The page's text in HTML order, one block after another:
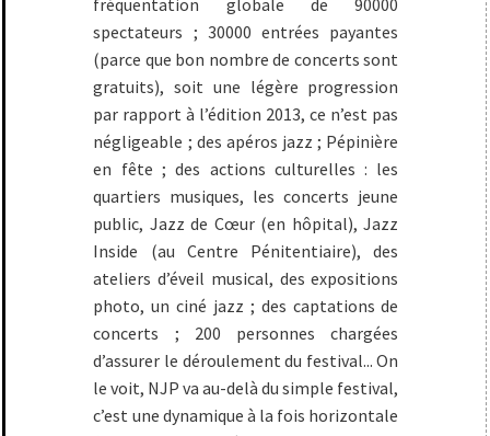
fréquentation globale de 90000
spectateurs ; 30000 entrées payantes
(parce que bon nombre de concerts sont
gratuits), soit une légère progression
par rapport à l’édition 2013, ce n’est pas
négligeable ; des apéros jazz ; Pépinière
en fête ; des actions culturelles : les
quartiers musiques, les concerts jeune
public, Jazz de Cœur (en hôpital), Jazz
Inside (au Centre Pénitentiaire), des
ateliers d’éveil musical, des expositions
photo, un ciné jazz ; des captations de
concerts ; 200 personnes chargées
d’assurer le déroulement du festival... On
le voit, NJP va au-delà du simple festival,
c’est une dynamique à la fois horizontale